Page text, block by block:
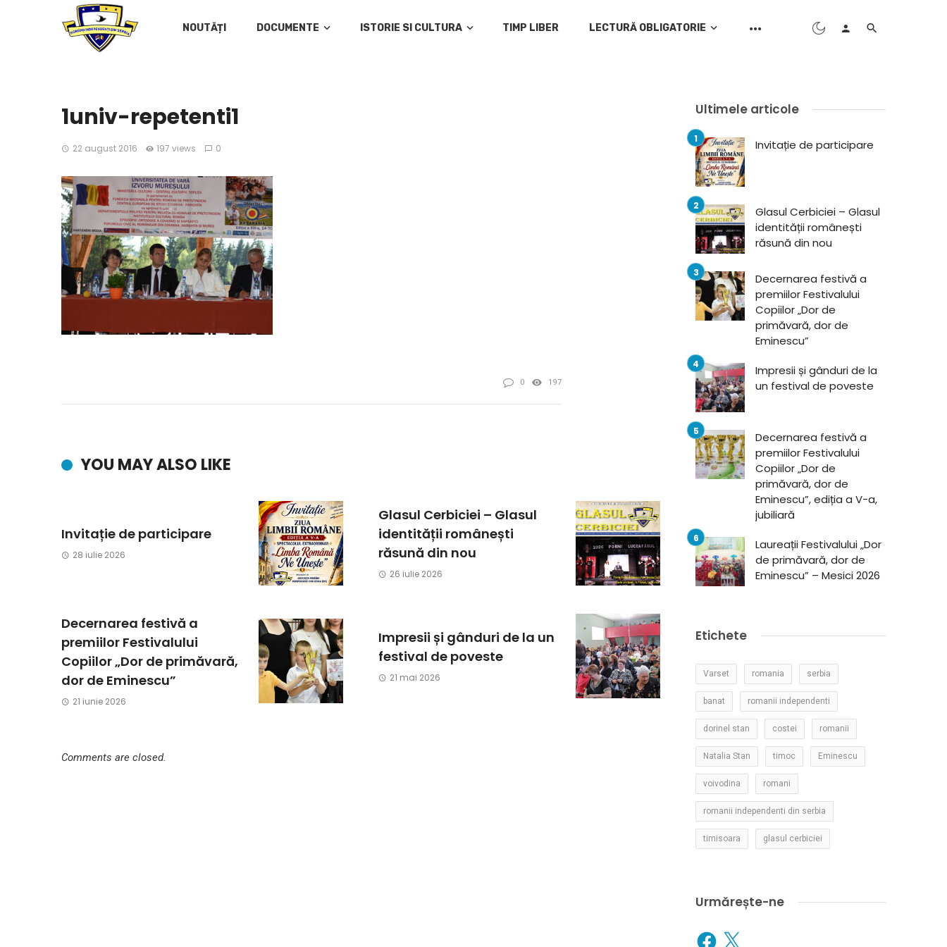
NOUTĂȚI DOCUMENTE ISTORIE SI CULTURA TIMP LIBER LECTURĂ OBLIGATORIE
1univ-repetenti1
22 august 2016 197 views 0
0 197
YOU MAY ALSO LIKE
Invitație de participare
28 iulie 2026
Glasul Cerbiciei – Glasul
identității românești
răsună din nou
26 iulie 2026
Decernarea festivă a
premiilor Festivalului
Copiilor „Dor de primăvară,
dor de Eminescu”
21 iunie 2026
Impresii și gânduri de la un
festival de poveste
21 mai 2026
Comments are closed.
Ultimele articole
Invitație de participare
Glasul Cerbiciei – Glasul
identității românești
răsună din nou
Decernarea festivă a
premiilor Festivalului
Copiilor „Dor de
primăvară, dor de
Eminescu”
Impresii și gânduri de la
un festival de poveste
Decernarea festivă a
premiilor Festivalului
Copiilor „Dor de
primăvară, dor de
Eminescu”, ediția a V-a,
jubiliară
Laureații Festivalului „Dor
de primăvară, dor de
Eminescu” – Mesici 2026
Etichete
Varset romania serbia
banat romanii independenti
dorinel stan costei romanii
Natalia Stan timoc Eminescu
voivodina romani
romanii independenti din serbia
timisoara glasul cerbiciei
Urmărește-ne
Facebook
X